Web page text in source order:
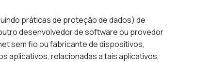
práticas de proteção de dados) de
desenvolvedor de software ou provedor
sem fio ou fabricante de dispositivos,
aplicativos, relacionadas a tais aplicativos,